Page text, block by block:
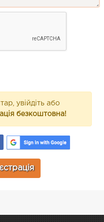
увійдіть або
безкоштовна!